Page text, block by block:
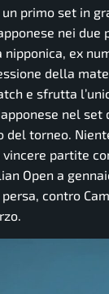
primo set in
nei due
ex
della
e sfrutta
nel set
torneo.
partite
Open a
contro